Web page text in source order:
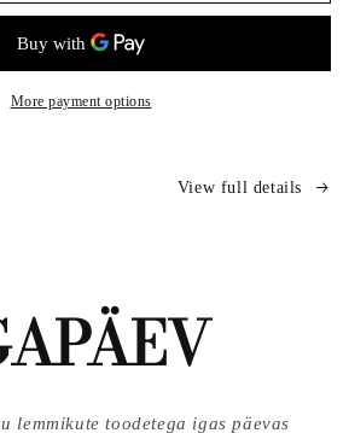
More payment options
View full details
lemmikute toodetega igas päevas